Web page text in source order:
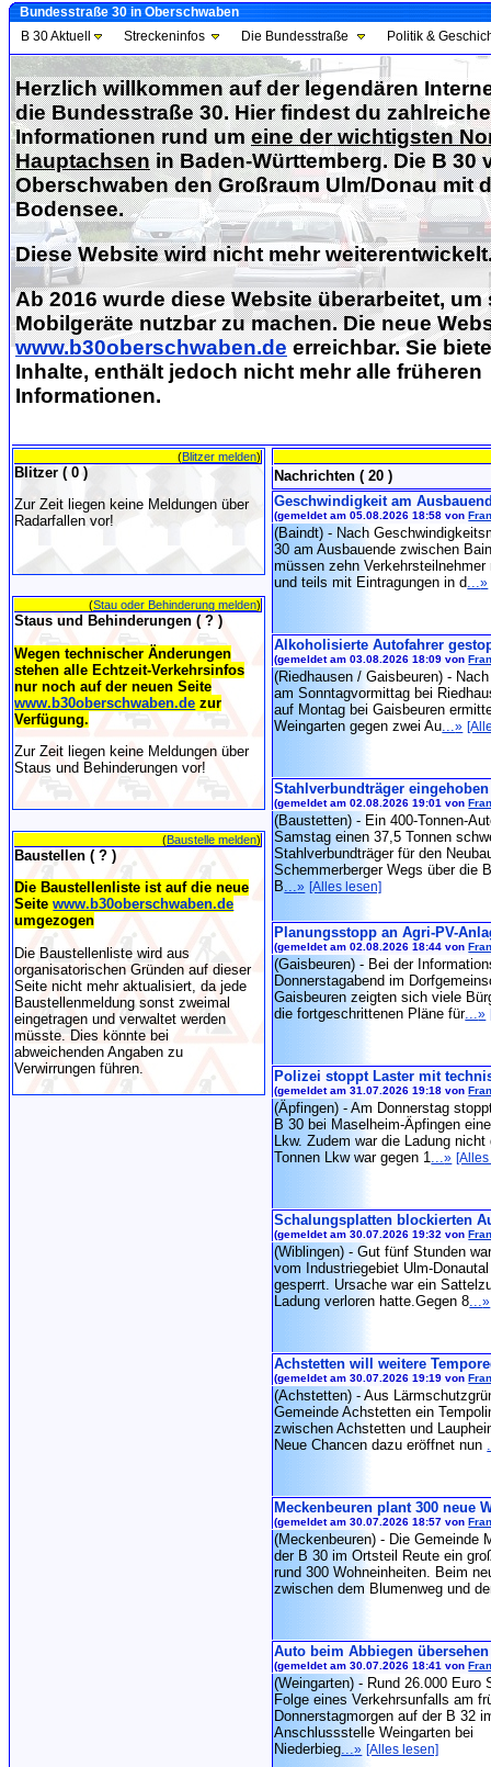
Bundesstraße 30 in Oberschwaben
B 30 Aktuell
Streckeninfos Die Bundesstraße Politik &
Herzlich willkommen auf der legendären
die Bundesstraße 30. Hier findest du zahlreiche
Informationen rund umeine der wichtigsten
Hauptachsenin Baden-Württemberg. Die B 30
Oberschwaben den Großraum Ulm/Donau mit
Bodensee.
Diese Website wird nicht mehr
Ab 2016 wurde diese Website überarbeitet, um
Mobilgeräte nutzbar zu machen. Die neue
www.b30oberschwaben.deerreichbar. Sie
Inhalte, enthält jedoch nicht mehr alle früheren
Informationen.
(Blitzer melden)
Blitzer ( 0 )
Zur Zeit liegen keine Meldungen über
Radarfallen vor!
(Stau oder Behinderung melden)
Staus und Behinderungen ( ? )
Wegen technischer Änderungen
stehen alle Echtzeit-Verkehrsinfos
nur noch auf der neuen Seite
www.b30oberschwaben.de zur
Verfügung.
Zur Zeit liegen keine Meldungen über
Staus und Behinderungen vor!
(Baustelle melden)
Baustellen ( ? )
Die Baustellenliste ist auf die neue
Seitewww.b30oberschwaben.de
umgezogen
Die Baustellenliste wird aus
organisatorischen Gründen auf dieser
Seite nicht mehr aktualisiert, da jede
Baustellenmeldung sonst zweimal
eingetragen und verwaltet werden
müsste. Dies könnte bei
abweichenden Angaben zu
Verwirrungen führen.
Nachrichten ( 20 )
Geschwindigkeit am
(gemeldet am 05.08.2026 18:58 von
(Baindt) - Nach
30 am Ausbauende zwischen
müssen zehn
und teils mit Eintragungen in d...»
Alkoholisierte Autofahrer
(gemeldet am 03.08.2026 18:09 von
(Riedhausen / Gaisbeuren) -
am Sonntagvormittag bei
auf Montag bei Gaisbeuren
Weingarten gegen zwei Au...»
Stahlverbundträger eingehoben
(gemeldet am 02.08.2026 19:01 von
(Baustetten) - Ein 400-Tonnen-
Samstag einen 37,5 Tonnen
Stahlverbundträger für den
Schemmerberger Wegs über die
B...» [Alles lesen]
Planungsstopp an Agri-PV-
(gemeldet am 02.08.2026 18:44 von
(Gaisbeuren) - Bei der
Donnerstagabend im
Gaisbeuren zeigten sich viele
die fortgeschrittenen Pläne für...»
Polizei stoppt Laster mit
(gemeldet am 31.07.2026 19:18 von
(Äpfingen) - Am Donnerstag
B 30 bei Maselheim-Äpfingen
Lkw. Zudem war die Ladung
Tonnen Lkw war gegen 1...»
Schalungsplatten blockierten
(gemeldet am 30.07.2026 19:32 von
(Wiblingen) - Gut fünf Stunden
vom Industriegebiet Ulm-
gesperrt. Ursache war ein
Ladung verloren hatte.Gegen 8...»
Achstetten will weitere
(gemeldet am 30.07.2026 19:19 von
(Achstetten) - Aus
Gemeinde Achstetten ein
zwischen Achstetten und
Neue Chancen dazu eröffnet nun
Meckenbeuren plant 300 neue
(gemeldet am 30.07.2026 18:57 von
(Meckenbeuren) - Die Gemeinde
der B 30 im Ortsteil Reute ein
rund 300 Wohneinheiten. Beim
zwischen dem Blumenweg und
Auto beim Abbiegen übersehen
(gemeldet am 30.07.2026 18:41 von
(Weingarten) - Rund 26.000 Euro
Folge eines Verkehrsunfalls am
Donnerstagmorgen auf der B 32
Anschlussstelle Weingarten bei
Niederbieg...» [Alles lesen]